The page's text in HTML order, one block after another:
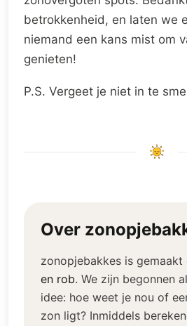
betrokkenheid, en laten we
niemand een kans mist om
genieten!
P.S. Vergeet je niet in te
Over
zonopjebakkes is gemaakt
en rob. We zijn begonnen
idee: hoe weet je nou of
zon ligt? Inmiddels